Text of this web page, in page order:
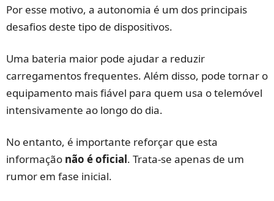
Por esse motivo, a autonomia é um dos principais
desafios deste tipo de dispositivos.
Uma bateria maior pode ajudar a reduzir
carregamentos frequentes. Além disso, pode tornar o
equipamento mais fiável para quem usa o telemóvel
intensivamente ao longo do dia.
No entanto, é importante reforçar que esta
informação não é oficial. Trata-se apenas de um
rumor em fase inicial.